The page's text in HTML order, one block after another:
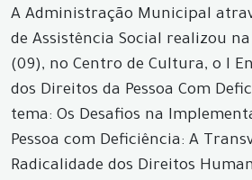
A Administração Municipal
de Assistência Social realizou
(09), no Centro de Cultura, o I
dos Direitos da Pessoa Com
tema: Os Desafios na
Pessoa com Deficiência: A
Radicalidade dos Direitos